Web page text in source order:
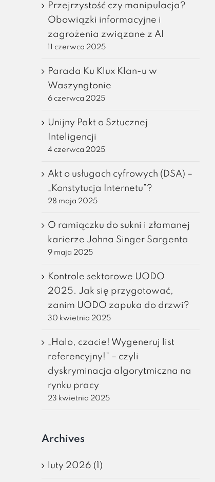
Przejrzystość czy manipulacja?
Obowiązki informacyjne i
zagrożenia związane z AI
11 czerwca 2025
Parada Ku Klux Klan-u w
Waszyngtonie
6 czerwca 2025
Unijny Pakt o Sztucznej
Inteligencji
4 czerwca 2025
Akt o usługach cyfrowych (DSA) –
„Konstytucja Internetu”?
28 maja 2025
O ramiączku do sukni i złamanej
karierze Johna Singer Sargenta
9 maja 2025
Kontrole sektorowe UODO
2025. Jak się przygotować,
zanim UODO zapuka do drzwi?
30 kwietnia 2025
„Halo, czacie! Wygeneruj list
referencyjny!” – czyli
dyskryminacja algorytmiczna na
rynku pracy
23 kwietnia 2025
Archives
luty 2026 (1)